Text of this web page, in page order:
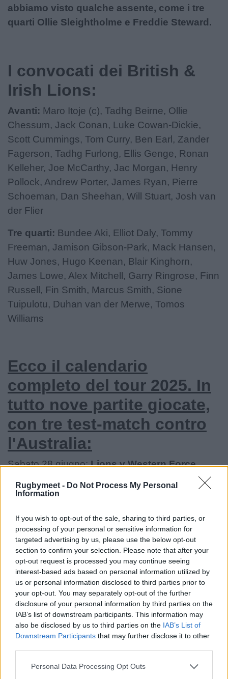
Rugbymeet - Do Not Process My Personal
Information
If you wish to opt-out of the sale, sharing to third parties, or
processing of your personal or sensitive information for
targeted advertising by us, please use the below opt-out
section to confirm your selection. Please note that after your
opt-out request is processed you may continue seeing
interest-based ads based on personal information utilized by
us or personal information disclosed to third parties prior to
your opt-out. You may separately opt-out of the further
disclosure of your personal information by third parties on the
IAB’s list of downstream participants. This information may
also be disclosed by us to third parties on the IAB’s List of
Downstream Participants that may further disclose it to other
Personal Data Processing Opt Outs
abbiamo visto qualche assente, come i tre
quarti Ollie Sleightholme e Freddie Steward.
I convocati dei British &
Irish Lions:
Avanti: Maro Itoje (c), Tadhg Beirne, Ollie
Chessum, Jack Conan, Luke Cowan-Dickie,
Scott Cummings, Tom Curry, Ben Earl, Zander
Fagerson, Tadhg Furlong, Ellis Genge, Ronan
Kelleher, Joe McCarthy, Jac Morgan, Henry
Pollock, Andrew Porter, James Ryan, Pierre
Schoeman, Dan Sheehan, Will Stuart, Josh van
der Flier
Tre quarti: Bundee Aki, Elliot Daly, Tommy
Freeman, Jamison Gibson-Park, Mack Hansen,
Huw Jones, Hugo Keenan, Blair Kinghorn,
James Lowe, Alex Mitchell, Garry Ringrose, Finn
Russell, Fin Smith, Marcus Smith, Sione
Tuipulotu, Duhan van der Merwe, Tomos
Williams
Ecco il calendario
completo del tour 2025. In
tutto nove partite giocate,
con tre test-match contro
l'Australia:
Sabato 28 giugno:Lions v Western Force,
Suncorp Stadium, Brisbane
Sabato 5 luglio:Lions v New South Wales
Waratahs, Allianz Stadium, Sydney
Mercoledì 9 luglio:Lions v ACT Brumbies, GIO
Stadium, Canberra
Sabato 12 luglio:Lions v Invitational Australia
& NZ XV, Adelaide Oval
Suncorp Stadium, Brisbane